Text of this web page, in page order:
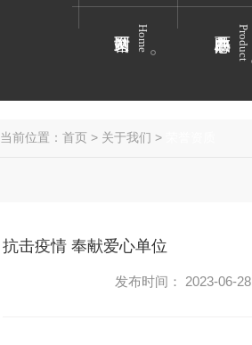
Home Product
当前位置： 首页 > 关于我们 >
抗击疫情 奉献爱心单位
发布时间： 2023-06-28